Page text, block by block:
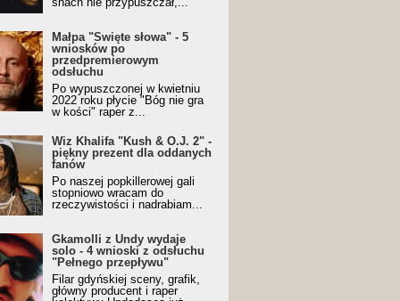
Małpa "Święte słowa" - 5
wniosków po
przedpremierowym
odsłuchu
Po wypuszczonej w kwietniu
2022 roku płycie "Bóg nie gra
w kości" raper z...
Wiz Khalifa "Kush & O.J. 2" -
piękny prezent dla oddanych
fanów
Po naszej popkillerowej gali
stopniowo wracam do
rzeczywistości i nadrabiam...
Gkamolli z Undy wydaje
solo - 4 wnioski z odsłuchu
"Pełnego przepływu"
Filar gdyńskiej sceny, grafik,
główny producent i raper